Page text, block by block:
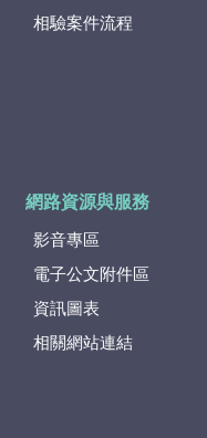
相驗案件流程
網路資源與服務
影音專區
電子公文附件區
資訊圖表
相關網站連結